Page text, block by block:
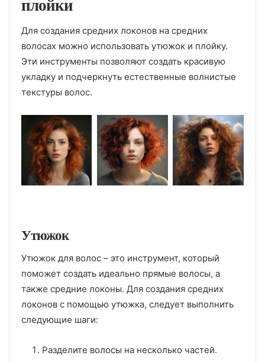
плойки
Для создания средних локонов на средних
волосах можно использовать утюжок и плойку.
Эти инструменты позволяют создать красивую
укладку и подчеркнуть естественные волнистые
текстуры волос.
Утюжок
Утюжок для волос – это инструмент, который
поможет создать идеально прямые волосы, а
также средние локоны. Для создания средних
локонов с помощью утюжка, следует выполнить
следующие шаги:
Разделите волосы на несколько частей.